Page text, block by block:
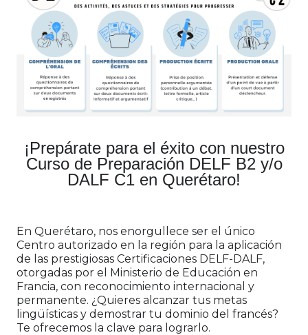
¡Prepárate para el éxito con nuestro
Curso de Preparación DELF B2 y/o
DALF C1 en Querétaro!
En Querétaro, nos enorgullece ser el único
Centro autorizado en la región para la aplicación
de las prestigiosas Certificaciones DELF-DALF,
otorgadas por el Ministerio de Educación en
Francia, con reconocimiento internacional y
permanente. ¿Quieres alcanzar tus metas
lingüísticas y demostrar tu dominio del francés?
Te ofrecemos la clave para lograrlo.